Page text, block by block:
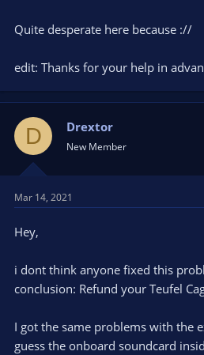
Quite desperate here because ://
edit: Thanks for your help in
D Drextor
New Member
Mar 14, 2021
Hey,
i dont think anyone fixed this
conclusion: Refund your Teufel
I got the same problems with the
guess the onboard soundcard